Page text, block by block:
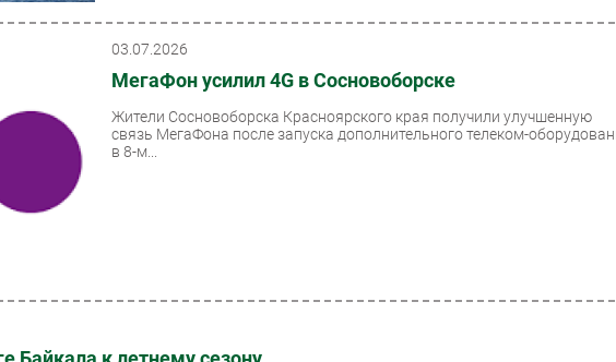
03.07.2026
МегаФон усилил 4G в Сосновоборске
Жители Сосновоборска Красноярского края получили улучшенную
связь МегаФона после запуска дополнительного телеком-
в 8-м...